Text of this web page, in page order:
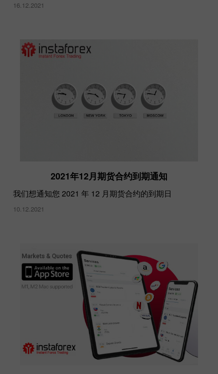
16.12.2021
2021年12月期货合约到期通知
我们想通知您 2021 年 12 月期货合约的到期日
10.12.2021